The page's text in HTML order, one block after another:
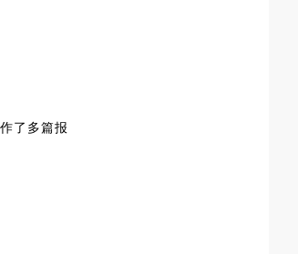
了多篇报